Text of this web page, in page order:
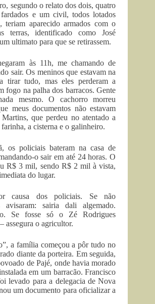
segundo o relato dos dois, quatro
e um civil, todos lotados
teriam aparecido armados com o
terras, identificado como José
ultimato para que se retirassem.
às 11h, me chamando de
sair. Os meninos que estavam na
tirar tudo, mas eles perderam a
fogo na palha dos barracos. Gente
mesmo. O cachorro morreu
meus documentos não estavam
que perdeu no atentado a
a cisterna e o galinheiro.
os policiais bateram na casa de
o sair em até 24 horas. O
R$ 3 mil, sendo R$ 2 mil à vista,
do lugar.
causa dos policiais. Se não
avisaram: sairia dali algemado.
Se fosse só o Zé Rodrigues
assegura o agricultor.
a família começou a pôr tudo no
diante da porteira. Em seguida,
de Pajé, onde havia morado
em um barracão. Francisco
levado para a delegacia de Nova
um documento para oficializar a